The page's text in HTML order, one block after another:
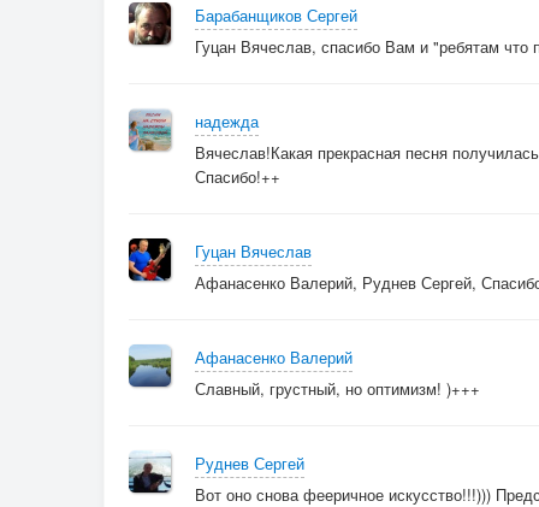
Всё обойдётся....
Барабанщиков Сергей
Гуцан Вячеслав, спасибо Вам и "ребятам что
надежда
Вячеслав!Какая прекрасная песня
Спасибо!++
Гуцан Вячеслав
Афанасенко Валерий, Руднев Сергей,
Афанасенко Валерий
Славный, грустный, но оптимизм! )+++
Руднев Сергей
Вот оно снова фееричное искусство!!!)))